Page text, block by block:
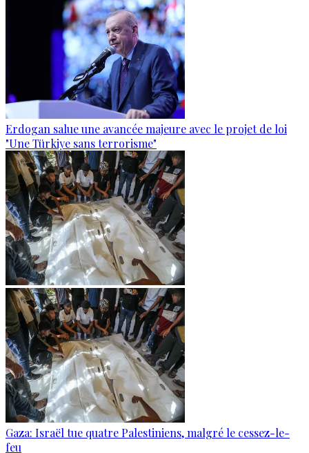
Erdogan salue une avancée majeure avec le projet de loi
"Une Türkiye sans terrorisme"
Gaza: Israël tue quatre Palestiniens, malgré le cessez-le-
feu